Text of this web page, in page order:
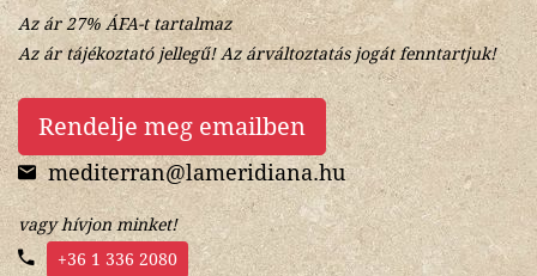
Az ár 27% ÁFA-t tartalmaz
Az ár tájékoztató jellegű! Az árváltoztatás jogát fenntartjuk!
Rendelje meg emailben
mediterran@lameridiana.hu
vagy hívjon minket!
+36 1 336 2080